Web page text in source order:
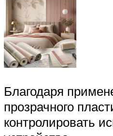
Благодаря
прозрачного
контролировать